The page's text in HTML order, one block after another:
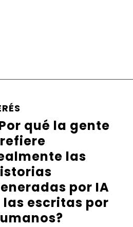
qué la gente
las
por IA
las escritas por